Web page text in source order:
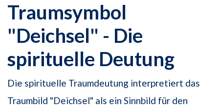
Traumsymbol
"Deichsel" - Die
spirituelle Deutung
Die spirituelle Traumdeutung interpretiert das
Traumbild "Deichsel" als ein Sinnbild für den